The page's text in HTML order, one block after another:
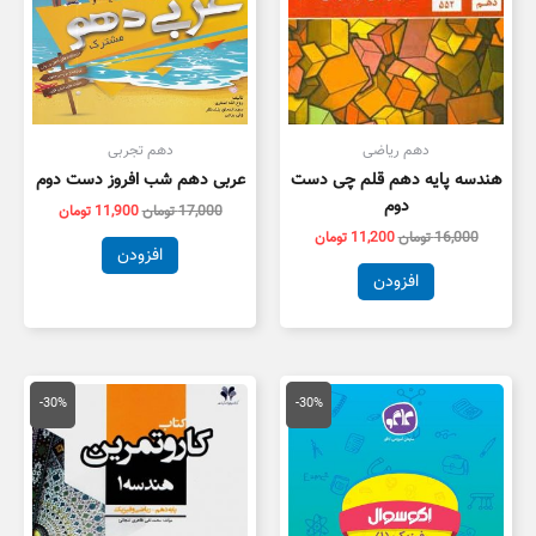
دهم ریاضی
هندسه پایه دهم قلم چی دست
دوم
16,000تومان11,200 تومان
افزودن
دهم تجربی
عربی دهم شب افروز دست دوم
17,000تومان11,900 تومان
افزودن
-30%
قیمت
اصلی
8,500 تومان
بود.
قیمت
فعلی
5,950 تومان
است.
-30%
قیمت
13,000 تومان
بود.
قیمت
فعلی
است.